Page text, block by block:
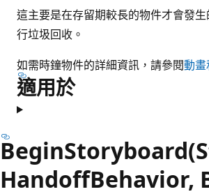
這主要是在存留期較長的物件才會發
行垃圾回收。
如需時鐘物件的詳細資訊，請參閱動
適用於
HandoffBehavior,